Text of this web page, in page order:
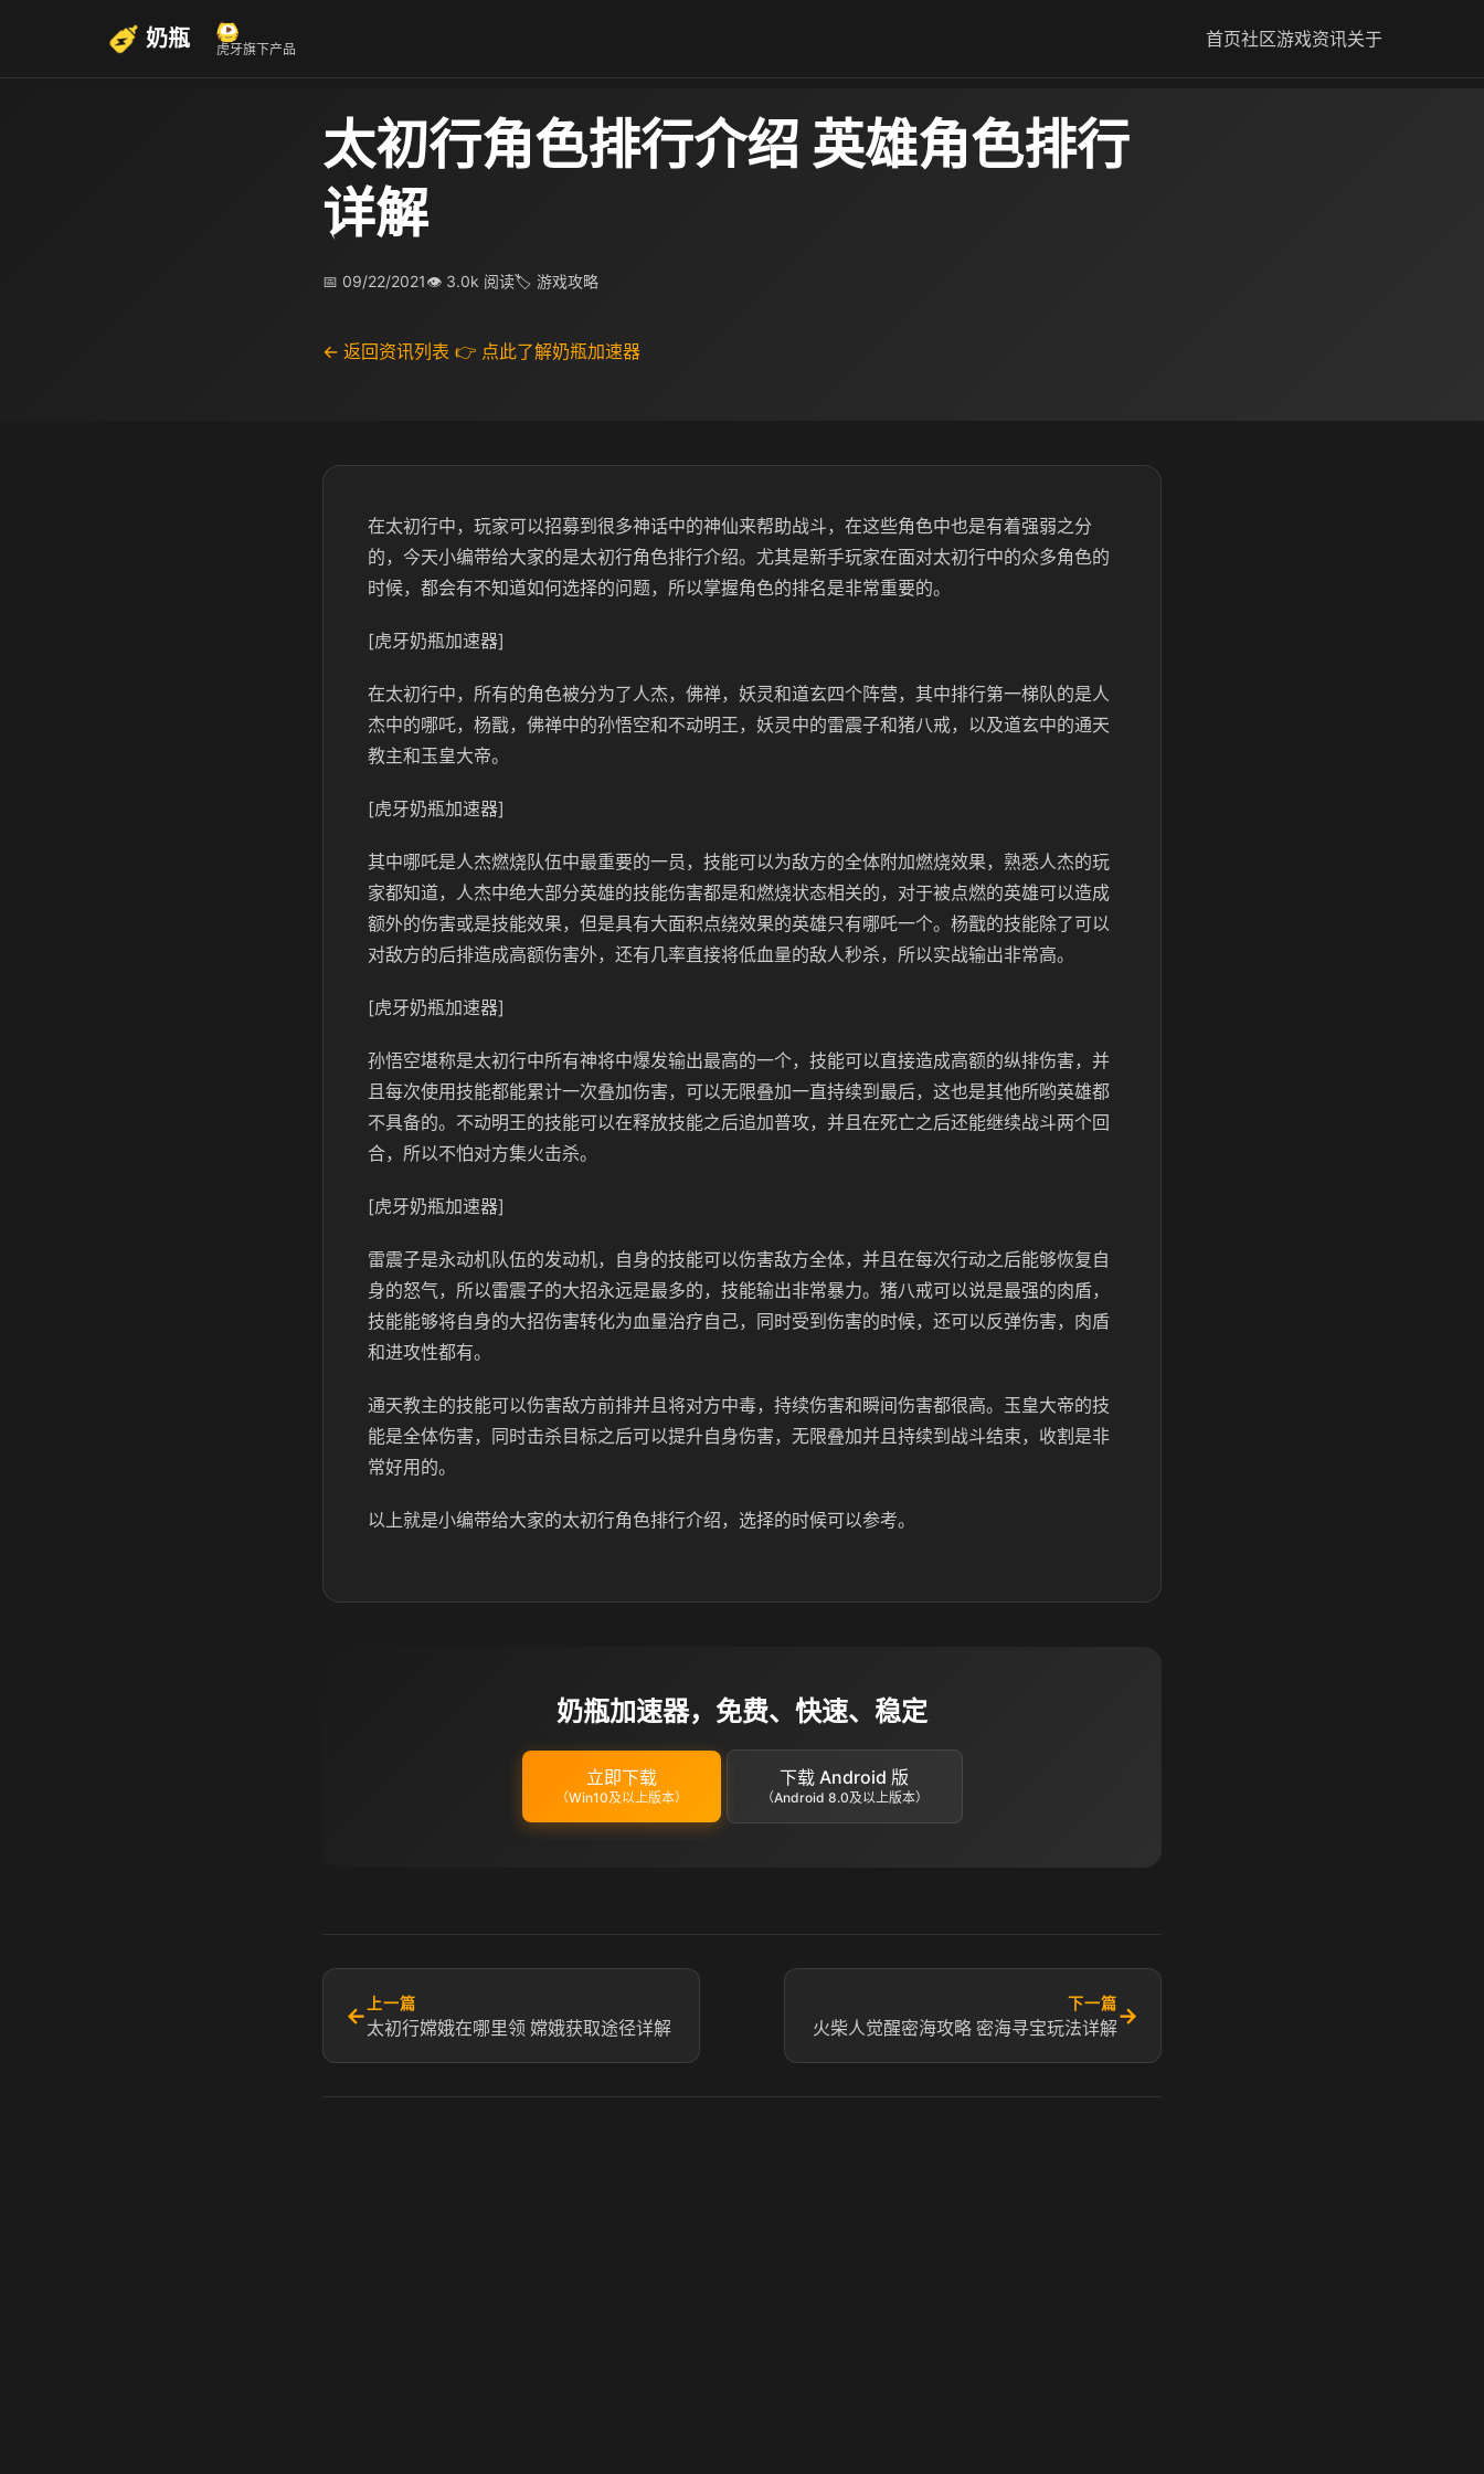
奶瓶 虎牙旗下产品 首页社区游戏资讯关于
太初行角色排行介绍 英雄角色排行
详解
📅 09/22/2021👁 3.0k 阅读🏷 游戏攻略
← 返回资讯列表 👉 点此了解奶瓶加速器
在太初行中，玩家可以招募到很多神话中的神仙来帮助战斗，在这些角色中也是有着强弱之分
的，今天小编带给大家的是太初行角色排行介绍。尤其是新手玩家在面对太初行中的众多角色的
时候，都会有不知道如何选择的问题，所以掌握角色的排名是非常重要的。
[虎牙奶瓶加速器]
在太初行中，所有的角色被分为了人杰，佛禅，妖灵和道玄四个阵营，其中排行第一梯队的是人
杰中的哪吒，杨戬，佛禅中的孙悟空和不动明王，妖灵中的雷震子和猪八戒，以及道玄中的通天
教主和玉皇大帝。
[虎牙奶瓶加速器]
其中哪吒是人杰燃烧队伍中最重要的一员，技能可以为敌方的全体附加燃烧效果，熟悉人杰的玩
家都知道，人杰中绝大部分英雄的技能伤害都是和燃烧状态相关的，对于被点燃的英雄可以造成
额外的伤害或是技能效果，但是具有大面积点绕效果的英雄只有哪吒一个。杨戬的技能除了可以
对敌方的后排造成高额伤害外，还有几率直接将低血量的敌人秒杀，所以实战输出非常高。
[虎牙奶瓶加速器]
孙悟空堪称是太初行中所有神将中爆发输出最高的一个，技能可以直接造成高额的纵排伤害，并
且每次使用技能都能累计一次叠加伤害，可以无限叠加一直持续到最后，这也是其他所哟英雄都
不具备的。不动明王的技能可以在释放技能之后追加普攻，并且在死亡之后还能继续战斗两个回
合，所以不怕对方集火击杀。
[虎牙奶瓶加速器]
雷震子是永动机队伍的发动机，自身的技能可以伤害敌方全体，并且在每次行动之后能够恢复自
身的怒气，所以雷震子的大招永远是最多的，技能输出非常暴力。猪八戒可以说是最强的肉盾，
技能能够将自身的大招伤害转化为血量治疗自己，同时受到伤害的时候，还可以反弹伤害，肉盾
和进攻性都有。
通天教主的技能可以伤害敌方前排并且将对方中毒，持续伤害和瞬间伤害都很高。玉皇大帝的技
能是全体伤害，同时击杀目标之后可以提升自身伤害，无限叠加并且持续到战斗结束，收割是非
常好用的。
以上就是小编带给大家的太初行角色排行介绍，选择的时候可以参考。
奶瓶加速器，免费、快速、稳定
立即下载
（Win10及以上版本）
下载 Android 版
（Android 8.0及以上版本）
← 上一篇
太初行嫦娥在哪里领 嫦娥获取途径详解
下一篇
火柴人觉醒密海攻略 密海寻宝玩法详解→